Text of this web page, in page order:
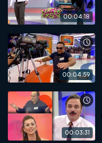
00:04:18
00:04:59
00:03:31